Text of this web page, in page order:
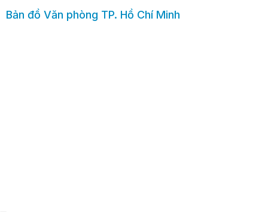
Bản đồ Văn phòng TP. Hồ Chí Minh